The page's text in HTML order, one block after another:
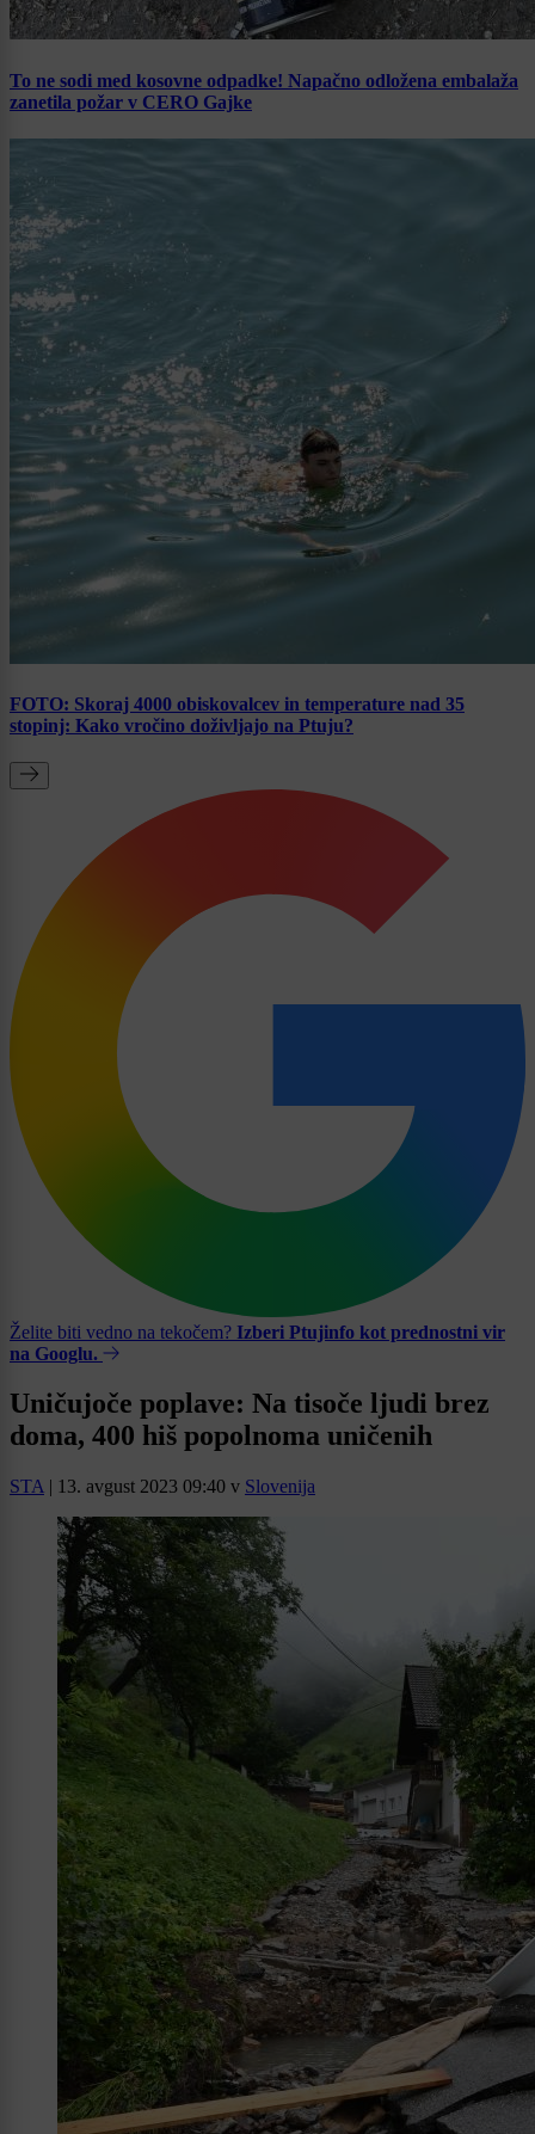
To ne sodi med kosovne odpadke! Napačno odložena embalaža
zanetila požar v CERO Gajke
FOTO: Skoraj 4000 obiskovalcev in temperature nad 35
stopinj: Kako vročino doživljajo na Ptuju?
Želite biti vedno na tekočem? Izberi Ptujinfo kot prednostni vir
na Googlu.
Uničujoče poplave: Na tisoče ljudi brez
doma, 400 hiš popolnoma uničenih
STA | 13. avgust 2023 09:40 v Slovenija